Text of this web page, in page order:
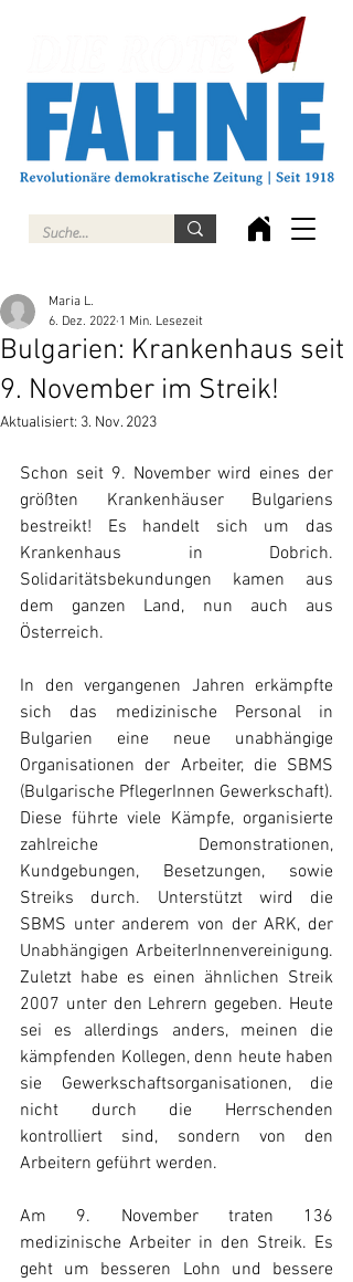
Bulgarien: Krankenhaus seit
9. November im Streik!
Maria L.
6. Dez. 2022 1 Min. Lesezeit
Aktualisiert: 3. Nov. 2023
Schon seit 9. November wird eines der
größten Krankenhäuser Bulgariens
bestreikt! Es handelt sich um das
Krankenhaus in Dobrich.
Solidaritätsbekundungen kamen aus
dem ganzen Land, nun auch aus
Österreich.
In den vergangenen Jahren erkämpfte
sich das medizinische Personal in
Bulgarien eine neue unabhängige
Organisationen der Arbeiter, die SBMS
(Bulgarische PflegerInnen Gewerkschaft).
Diese führte viele Kämpfe, organisierte
zahlreiche Demonstrationen,
Kundgebungen, Besetzungen, sowie
Streiks durch. Unterstützt wird die
SBMS unter anderem von der ARK, der
Unabhängigen ArbeiterInnenvereinigung.
Zuletzt habe es einen ähnlichen Streik
2007 unter den Lehrern gegeben. Heute
sei es allerdings anders, meinen die
kämpfenden Kollegen, denn heute haben
sie Gewerkschaftsorganisationen, die
nicht durch die Herrschenden
kontrolliert sind, sondern von den
Arbeitern geführt werden.
Am 9. November traten 136
medizinische Arbeiter in den Streik. Es
geht um besseren Lohn und bessere